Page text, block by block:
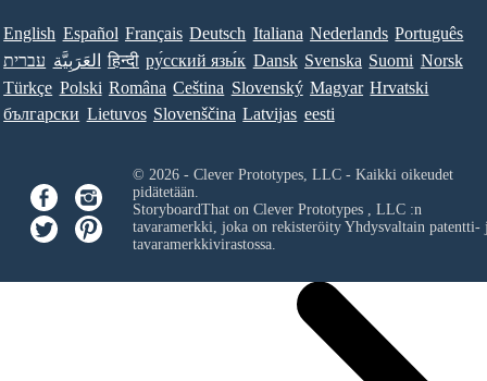
English Español Français Deutsch Italiana Nederlands Português
עברית العَرَبِيَّة हिन्दी ру́сский язы́к Dansk Svenska Suomi Norsk
Türkçe Polski Româna Ceština Slovenský Magyar Hrvatski
български Lietuvos Slovenščina Latvijas eesti
© 2026 - Clever Prototypes, LLC - Kaikki oikeudet
pidätetään.
StoryboardThat on Clever Prototypes , LLC:n
tavaramerkki, joka on rekisteröity Yhdysvaltain patentti-
tavaramerkkivirastossa.